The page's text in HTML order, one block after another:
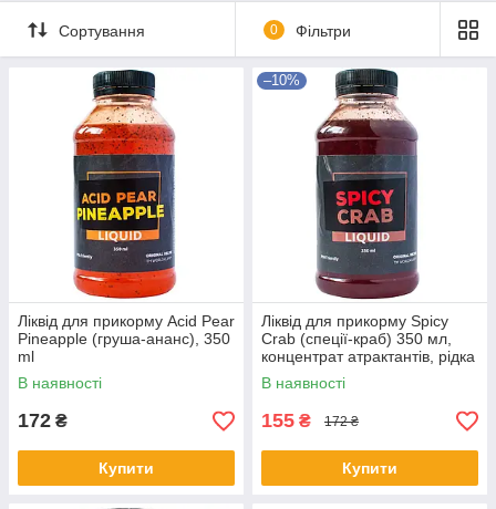
Сортування 0 Фільтри
Ліквід для прикорму Acid Pear
Pineapple (груша-ананс), 350
ml
В наявності
172 ₴
Купити
–10%
Ліквід для прикорму Spicy
Crab (спеції-краб) 350 мл,
концентрат атрактантів, рідка
добавка для риболовлі
World4Carp
В наявності
155 ₴ 172 ₴
Купити